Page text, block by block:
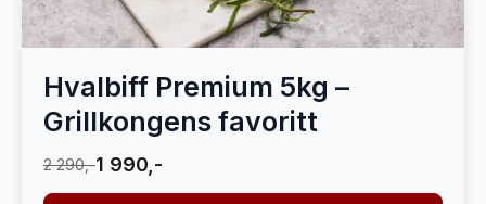
Hvalbiff Premium 5kg –
Grillkongens favoritt
2 290,-1 990,-